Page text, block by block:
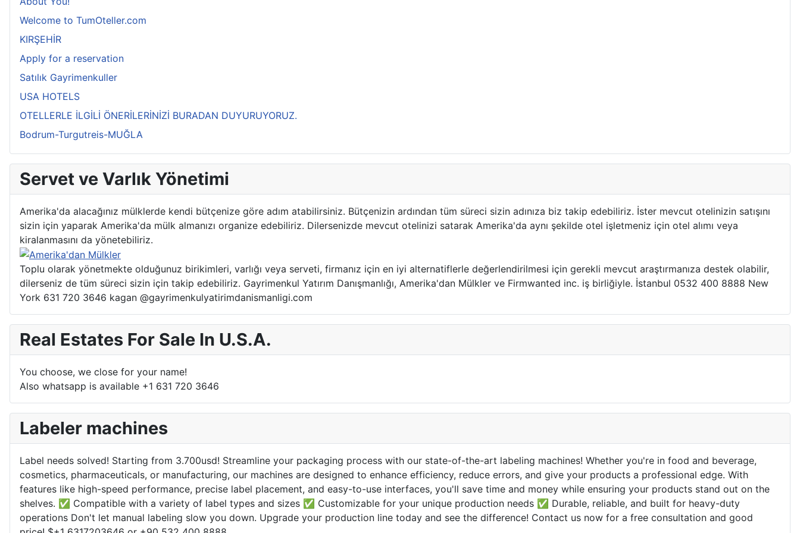
Welcome to TumOteller.com
KIRŞEHİR
Apply for a reservation
Satılık Gayrimenkuller
USA HOTELS
OTELLERLE İLGİLİ ÖNERİLERİNİZİ BURADAN DUYURUYORUZ.
Bodrum-Turgutreis-MUĞLA
Servet ve Varlık Yönetimi
Amerika'da alacağınız mülklerde kendi bütçenize göre adım atabilirsiniz. Bütçenizin ardından tüm süreci sizin adınıza biz takip edebiliriz. İster mevcut otelinizin satışını
sizin için yaparak Amerika'da mülk almanızı organize edebiliriz. Dilersenizde mevcut otelinizi satarak Amerika'da aynı şekilde otel işletmeniz için otel alımı veya
kiralanmasını da yönetebiliriz.
Toplu olarak yönetmekte olduğunuz birikimleri, varlığı veya serveti, firmanız için en iyi alternatiflerle değerlendirilmesi için gerekli mevcut araştırmanıza destek olabilir,
dilerseniz de tüm süreci sizin için takip edebiliriz. Gayrimenkul Yatırım Danışmanlığı, Amerika'dan Mülkler ve Firmwanted inc. iş birliğiyle. İstanbul 0532 400 8888 New
York 631 720 3646 kagan @gayrimenkulyatirimdanismanligi.com
Real Estates For Sale In U.S.A.
You choose, we close for your name!
Also whatsapp is available +1 631 720 3646
Labeler machines
Label needs solved! Starting from 3.700usd! Streamline your packaging process with our state-of-the-art labeling machines! Whether you're in food and beverage,
cosmetics, pharmaceuticals, or manufacturing, our machines are designed to enhance efficiency, reduce errors, and give your products a professional edge. With
features like high-speed performance, precise label placement, and easy-to-use interfaces, you'll save time and money while ensuring your products stand out on the
shelves. ✅ Compatible with a variety of label types and sizes ✅ Customizable for your unique production needs ✅ Durable, reliable, and built for heavy-duty
operations Don't let manual labeling slow you down. Upgrade your production line today and see the difference! Contact us now for a free consultation and good